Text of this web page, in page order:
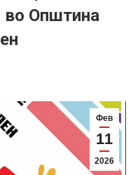
во Општина
Фев
11
2026